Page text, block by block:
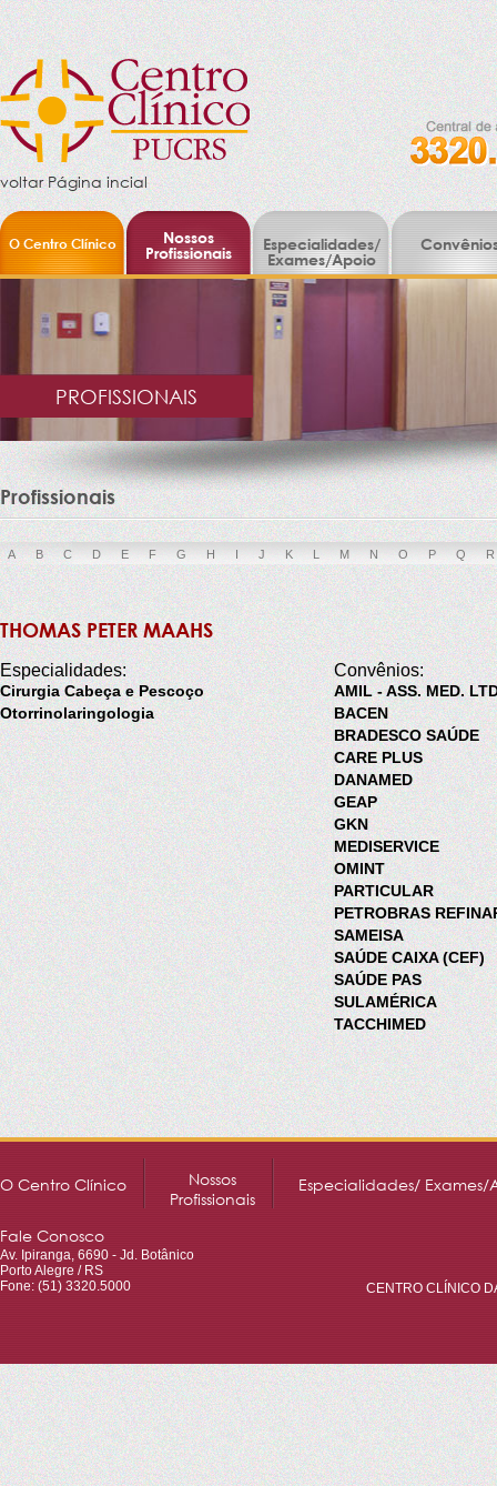
voltar Página incial
O Centro Clínico
Nossos
Profissionais
Especialidades/
Exames/Apoio
PROFISSIONAIS
Profissionais
A B C D E F G H I J K L M N O P Q R
THOMAS PETER MAAHS
Especialidades:
Cirurgia Cabeça e Pescoço
Otorrinolaringologia
Convênios:
AMIL - ASS. MED.
BACEN
BRADESCO SAÚDE
CARE PLUS
DANAMED
GEAP
GKN
MEDISERVICE
OMINT
PARTICULAR
PETROBRAS
SAMEISA
SAÚDE CAIXA (CEF)
SAÚDE PAS
SULAMÉRICA
TACCHIMED
O Centro Clínico
Nossos
Profissionais
Especialidades/ Exames/
Fale Conosco
Av. Ipiranga, 6690 - Jd. Botânico
Porto Alegre / RS
Fone: (51) 3320.5000
CENTRO CLÍNICO